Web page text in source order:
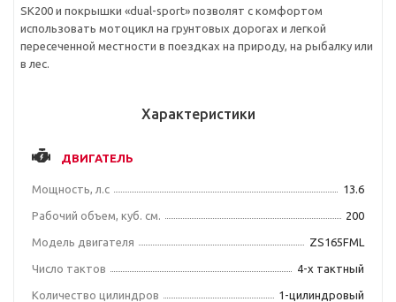
SK200 и покрышки «dual-sport» позволят с комфортом
использовать мотоцикл на грунтовых дорогах и легкой
пересеченной местности в поездках на природу, на рыбалку или
в лес.
Характеристики
ДВИГАТЕЛЬ
Мощность, л.с 13.6
Рабочий объем, куб. см. 200
Модель двигателя ZS165FML
Число тактов 4-х тактный
Количество цилиндров 1-цилиндровый